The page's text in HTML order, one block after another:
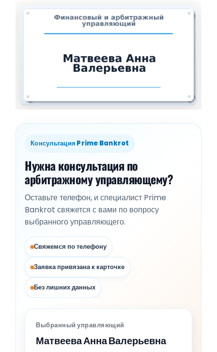
Консультация Prime Bankrot
Нужна консультация по
арбитражному управляющему?
Оставьте телефон, и специалист Prime
Bankrot свяжется с вами по вопросу
выбранного управляющего.
Свяжемся по телефону
Заявка привязана к карточке
Без лишних данных
Выбранный управляющий
Матвеева Анна Валерьевна